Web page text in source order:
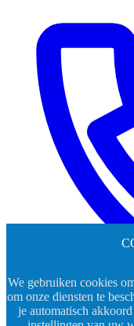
We gebruiken cookies
om onze diensten te
je automatisch